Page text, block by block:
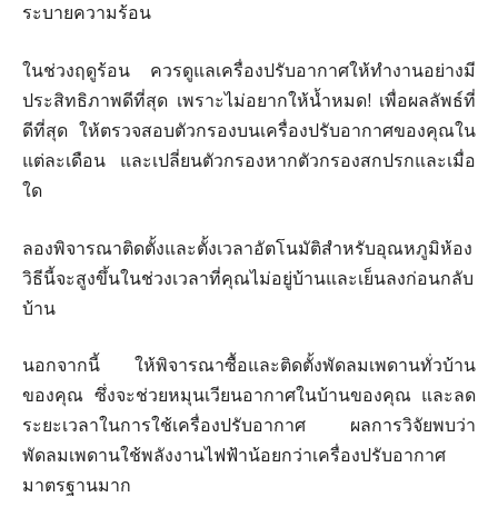
ระบายความร้อน
ในช่วงฤดูร้อน ควรดูแลเครื่องปรับอากาศให้ทำงานอย่างมี
ประสิทธิภาพดีที่สุด เพราะไม่อยากให้น้ำหมด! เพื่อผลลัพธ์ที่
ดีที่สุด ให้ตรวจสอบตัวกรองบนเครื่องปรับอากาศของคุณใน
แต่ละเดือน และเปลี่ยนตัวกรองหากตัวกรองสกปรกและเมื่อ
ใด
ลองพิจารณาติดตั้งและตั้งเวลาอัตโนมัติสำหรับอุณหภูมิห้อง
วิธีนี้จะสูงขึ้นในช่วงเวลาที่คุณไม่อยู่บ้านและเย็นลงก่อนกลับ
บ้าน
นอกจากนี้ ให้พิจารณาซื้อและติดตั้งพัดลมเพดานทั่วบ้าน
ของคุณ ซึ่งจะช่วยหมุนเวียนอากาศในบ้านของคุณ และลด
ระยะเวลาในการใช้เครื่องปรับอากาศ ผลการวิจัยพบว่า
พัดลมเพดานใช้พลังงานไฟฟ้าน้อยกว่าเครื่องปรับอากาศ
มาตรฐานมาก